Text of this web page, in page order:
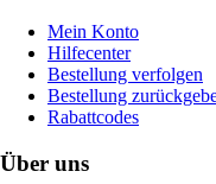
Mein Konto
Hilfecenter
Bestellung verfolgen
Bestellung
Rabattcodes
Über uns